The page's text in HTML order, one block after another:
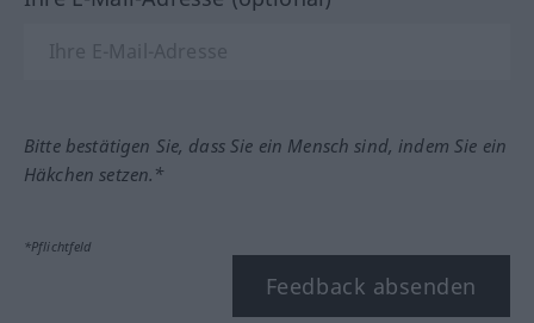
Bitte bestätigen Sie, dass Sie ein Mensch sind, indem Sie ein
Häkchen setzen.*
*Pflichtfeld
Feedback absenden